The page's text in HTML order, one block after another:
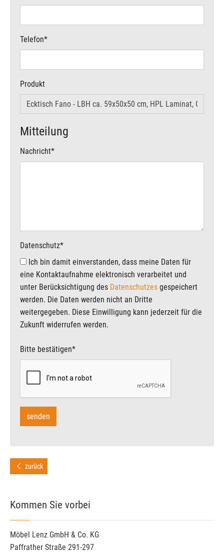
Telefon*
Produkt
Mitteilung
Nachricht*
Datenschutz*
eine Kontaktaufnahme elektronisch verarbeitet und
unter Berücksichtigung des Datenschutzes gespeichert
werden. Die Daten werden nicht an Dritte
weitergegeben. Diese Einwilligung kann jederzeit für die
Zukunft widerrufen werden.
Bitte bestätigen*
zurück
Kommen Sie vorbei
Möbel Lenz GmbH & Co. KG
Paffrather Straße 291-297